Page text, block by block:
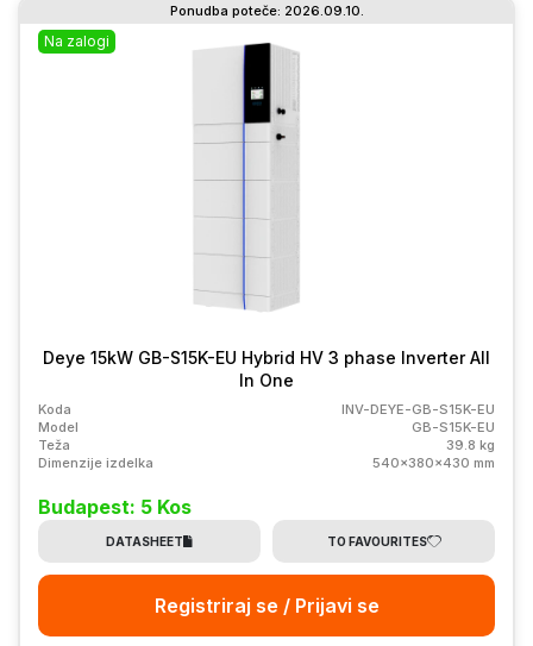
Na zalogi
Deye 15kW GB-S15K-EU Hybrid HV 3 phase Inverter All
In One
Koda
INV-DEYE-GB-S15K-EU
Model
GB-S15K-EU
Teža
39.8 kg
Dimenzije izdelka
540x380x430 mm
Budapest: 5 Kos
DATASHEET TO FAVOURITES
Registriraj se / Prijavi se
Ponudba poteče: 2026.09.10.